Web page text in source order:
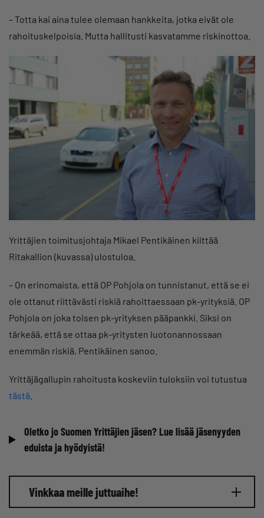
– Totta kai aina tulee olemaan hankkeita, jotka eivät ole
rahoituskelpoisia. Mutta hallitusti kasvatamme riskinottoa.
Yrittäjien toimitusjohtaja Mikael Pentikäinen kiittää
Ritakallion (kuvassa) ulostuloa.
– On erinomaista, että OP Pohjola on tunnistanut, että se ei
ole ottanut riittävästi riskiä rahoittaessaan pk-yrityksiä. OP
Pohjola on joka toisen pk-yrityksen pääpankki. Siksi on
tärkeää, että se ottaa pk-yritysten luotonannossaan
enemmän riskiä, Pentikäinen sanoo.
Yrittäjägallupin rahoitusta koskeviin tuloksiin voi tutustua
tästä
Oletko jo Suomen Yrittäjien jäsen? Lue lisää jäsenyyden
eduista ja hyödyistä!
Vinkkaa meille juttuaihe!